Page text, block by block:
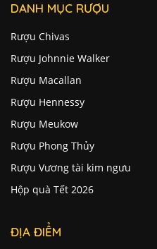
DANH MỤC RƯỢU
Rượu Chivas
Rượu Johnnie Walker
Rượu Macallan
Rượu Hennessy
Rượu Meukow
Rượu Phong Thủy
Rượu Vương tài kim ngưu
Hộp quà Tết 2026
ĐỊA ĐIỂM